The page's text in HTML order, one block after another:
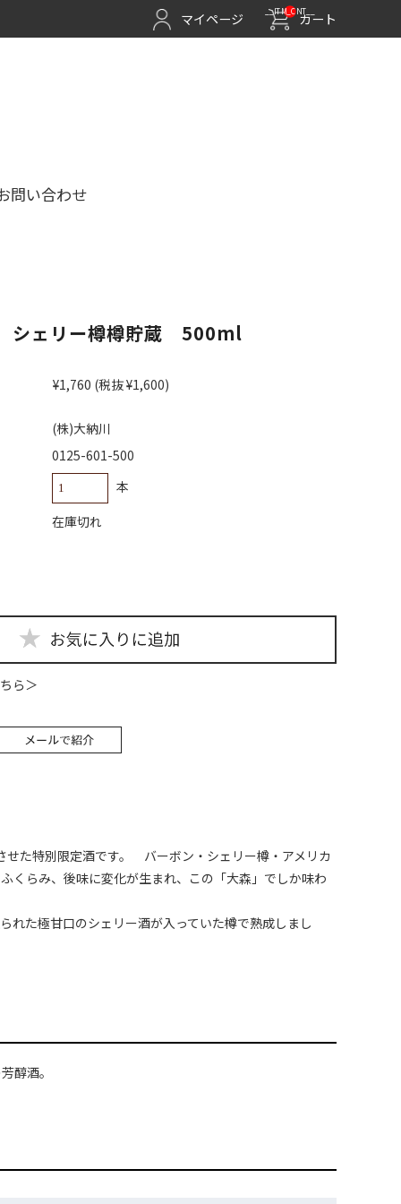
マイページ __ITM_CNT__カート
問い合わせ
ェリー樽樽貯蔵 500ml
¥1,760 (税抜 ¥1,600)
(株)大納川
0125-601-500
本
在庫切れ
ら
せた特別限定酒です。 バーボン・シェリー樽・アメリカ
くらみ、後味に変化が生まれ、この「大森」でしか味わ
れた極甘口のシェリー酒が入っていた樽で熟成しまし
醇酒。